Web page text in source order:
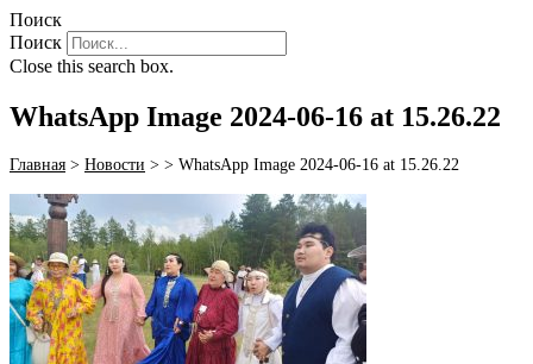
Поиск
Поиск
Close this search box.
WhatsApp Image 2024-06-16 at 15.26.22
Главная > Новости > > WhatsApp Image 2024-06-16 at 15.26.22